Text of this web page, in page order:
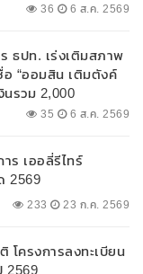
36 6 ส.ค. 2569
ธปท. เร่งเติมสภาพ
“ออมสิน เติมตังค์
นรวม 2,000
เวียนวงเงินกู้สูงสุด
35 6 ส.ค. 2569
ร เออลี่รีไทร์
2569
233 23 ก.ค. 2569
ครงการลงทะเบียน